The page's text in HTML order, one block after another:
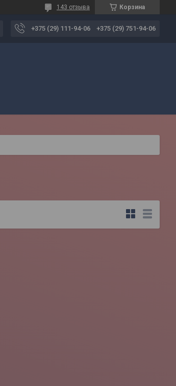
Корзина
143 отзыва
+375 (29) 111-94-06 +375 (29) 751-94-06